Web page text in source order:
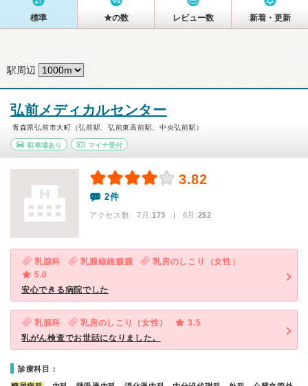
標準 ★の数 レビュー数 新着・更新
駅周辺
弘前メディカルセンター
青森県弘前市大町（弘前駅、弘前東高前駅、中央弘前駅）
駐車場あり マイナ受付
3.82
2件
アクセス数 7月:173 | 6月:252
乳腺科 乳腺線維腺腫
乳房のしこり（女性）
5.0
安心できる病院でした
乳腺科 乳房のしこり（女性）
3.5
乳がん検査でお世話になりました。
診療科目：